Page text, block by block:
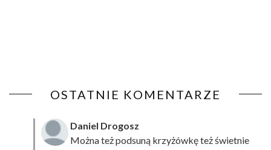
OSTATNIE KOMENTARZE
Daniel Drogosz
Można też podsuną krzyżówkęteż świetnie